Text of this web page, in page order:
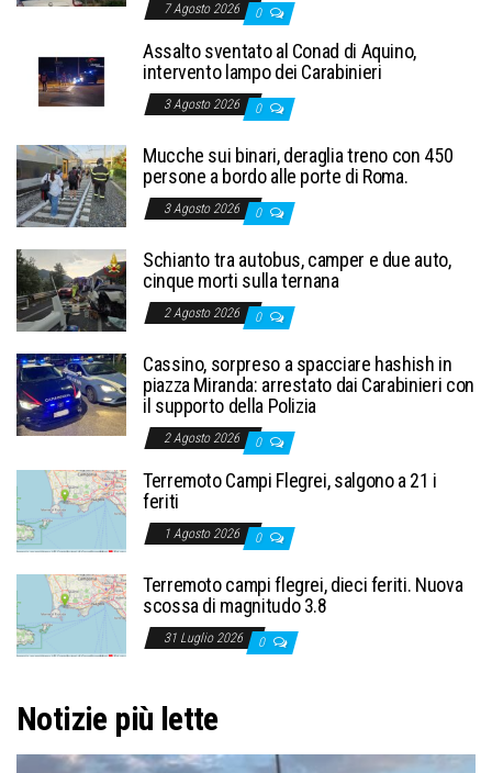
7 Agosto 2026 0
Assalto sventato al Conad di Aquino,
intervento lampo dei Carabinieri
3 Agosto 2026 0
Mucche sui binari, deraglia treno con 450
persone a bordo alle porte di Roma.
3 Agosto 2026 0
Schianto tra autobus, camper e due auto,
cinque morti sulla ternana
2 Agosto 2026 0
Cassino, sorpreso a spacciare hashish in
piazza Miranda: arrestato dai Carabinieri con
il supporto della Polizia
2 Agosto 2026 0
Terremoto Campi Flegrei, salgono a 21 i
feriti
1 Agosto 2026 0
Terremoto campi flegrei, dieci feriti. Nuova
scossa di magnitudo 3.8
31 Luglio 2026 0
Notizie più lette